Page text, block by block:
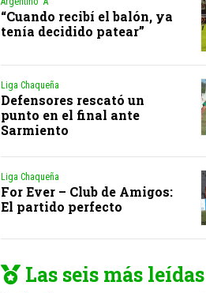
“Cuando recibí el balón, ya
tenía decidido patear”
Liga Chaqueña
Defensores rescató un
punto en el final ante
Sarmiento
Liga Chaqueña
For Ever – Club de Amigos:
El partido perfecto
Las seis más leídas